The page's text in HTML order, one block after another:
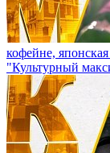
кофейне,
"Культурный